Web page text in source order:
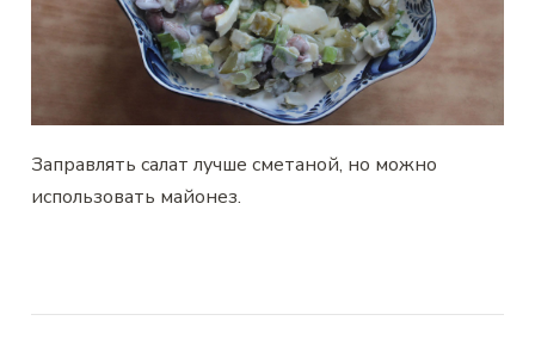
Заправлять салат лучше сметаной, но можно
использовать майонез.